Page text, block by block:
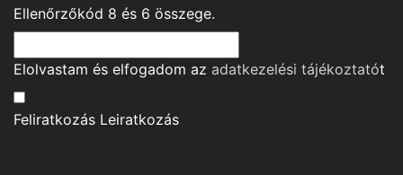
Ellenőrzőkód 8 és 6 összege.
Elolvastam és elfogadom az adatkezelési tájékoztatót
Feliratkozás Leiratkozás